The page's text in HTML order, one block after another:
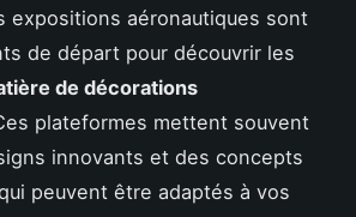
expositions aéronautiques sont
de départ pour découvrir les
de décorations
plateformes mettent souvent
innovants et des concepts
peuvent être adaptés à vos